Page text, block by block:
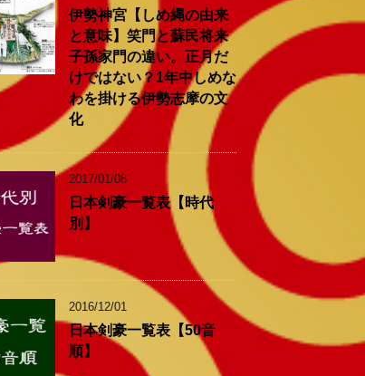
伊勢神宮【しめ縄の由来
と意味】笑門と蘇民将来
子孫家門の違い。正月だ
けではない？1年中しめな
わを掛ける伊勢志摩の文
化
2017/01/08
日本剣豪一覧表【時代
別】
2016/12/01
日本剣豪一覧表【50音
順】